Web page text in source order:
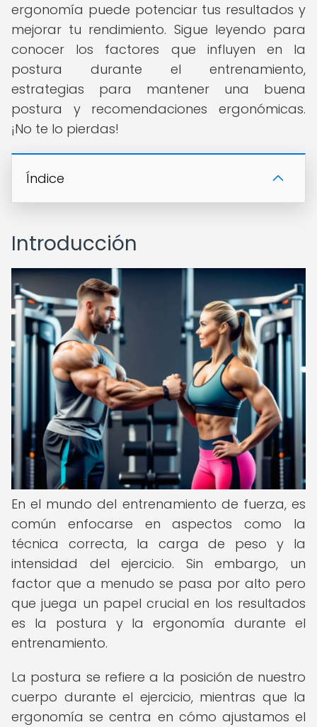
ergonomía puede potenciar tus resultados y
mejorar tu rendimiento. Sigue leyendo para
conocer los factores que influyen en la
postura durante el entrenamiento,
estrategias para mantener una buena
postura y recomendaciones ergonómicas.
¡No te lo pierdas!
Índice
Introducción
En el mundo del entrenamiento de fuerza, es
común enfocarse en aspectos como la
técnica correcta, la carga de peso y la
intensidad del ejercicio. Sin embargo, un
factor que a menudo se pasa por alto pero
que juega un papel crucial en los resultados
es la postura y la ergonomía durante el
entrenamiento.
La postura se refiere a la posición de nuestro
cuerpo durante el ejercicio, mientras que la
ergonomía se centra en cómo ajustamos el